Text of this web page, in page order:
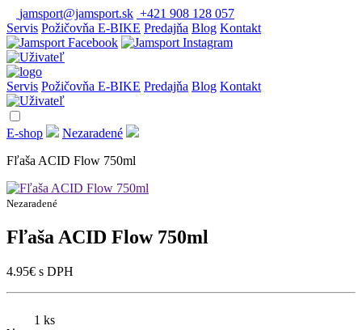
jamsport@jamsport.sk +421 908 128 057
Servis Požičovňa E-BIKE Predajňa Blog Kontakt
Servis Požičovňa E-BIKE Predajňa Blog Kontakt
E-shop
Nezaradené
Fľaša ACID Flow 750ml
Nezaradené
Fľaša ACID Flow 750ml
4.95€ s DPH
1 ks